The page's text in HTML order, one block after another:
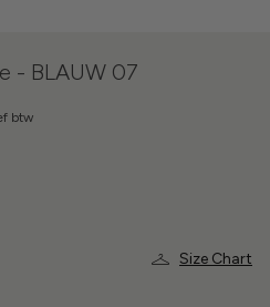
- BLAUW 07
btw
Size Chart